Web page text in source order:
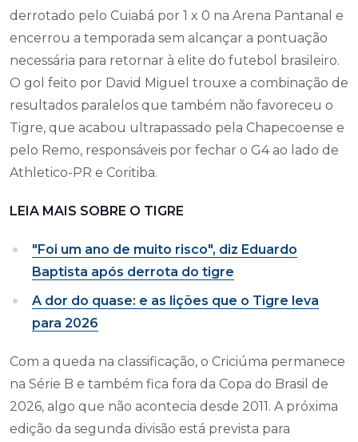
derrotado pelo Cuiabá por 1 x 0 na Arena Pantanal e
encerrou a temporada sem alcançar a pontuação
necessária para retornar à elite do futebol brasileiro.
O gol feito por David Miguel trouxe a combinação de
resultados paralelos que também não favoreceu o
Tigre, que acabou ultrapassado pela Chapecoense e
pelo Remo, responsáveis por fechar o G4 ao lado de
Athletico-PR e Coritiba.
LEIA MAIS SOBRE O TIGRE
"Foi um ano de muito risco", diz Eduardo
Baptista após derrota do tigre
A dor do quase: e as lições que o Tigre leva
para 2026
Com a queda na classificação, o Criciúma permanece
na Série B e também fica fora da Copa do Brasil de
2026, algo que não acontecia desde 2011. A próxima
edição da segunda divisão está prevista para